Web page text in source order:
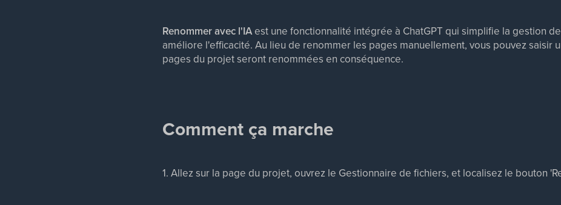
Renommer avec l'IAest une fonctionnalité intégrée à ChatGPT qui simplifie la gestion
améliore l'efficacité. Au lieu de renommer les pages manuellement, vous pouvez saisir
pages du projet seront renommées en conséquence.
Comment ça marche
1. Allez sur la page du projet, ouvrez le Gestionnaire de fichiers, et localisez le bouton